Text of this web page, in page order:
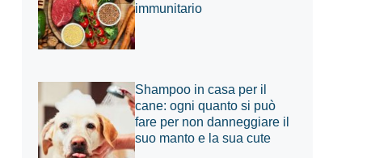
immunitario
Shampoo in casa per il
cane: ogni quanto si può
fare per non danneggiare il
suo manto e la sua cute